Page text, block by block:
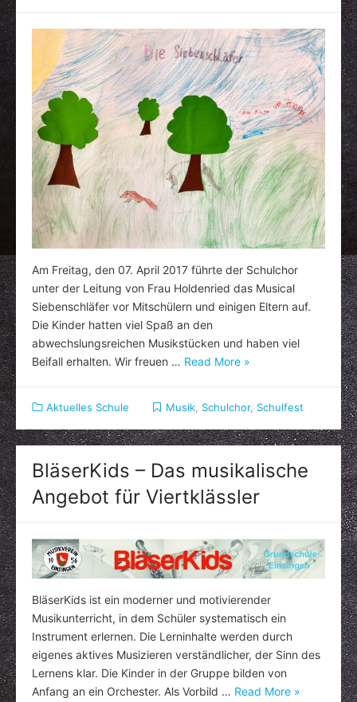
Am Freitag, den 07. April 2017 führte der Schulchor
unter der Leitung von Frau Holdenried das Musical
Siebenschläfer vor Mitschülern und einigen Eltern auf.
Die Kinder hatten viel Spaß an den
abwechslungsreichen Musikstücken und haben viel
Beifall erhalten. Wir freuen … Read More »
Aktuelles Schule Musik, Schulchor, Schulfest
BläserKids – Das musikalische
Angebot für Viertklässler
BläserKids ist ein moderner und motivierender
Musikunterricht, in dem Schüler systematisch ein
Instrument erlernen. Die Lerninhalte werden durch
eigenes aktives Musizieren verständlicher, der Sinn des
Lernens klar. Die Kinder in der Gruppe bilden von
Anfang an ein Orchester. Als Vorbild … Read More »